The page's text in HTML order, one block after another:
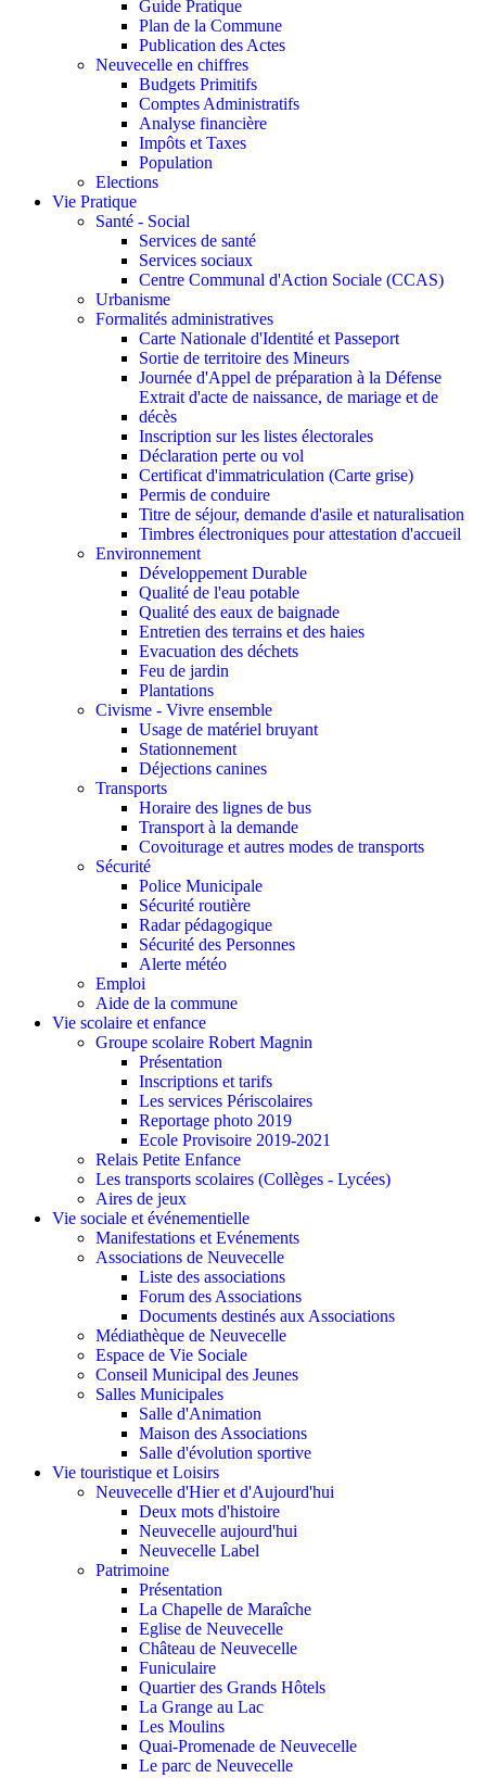
Guide Pratique
Plan de la Commune
Publication des Actes
Neuvecelle en chiffres
Budgets Primitifs
Comptes Administratifs
Analyse financière
Impôts et Taxes
Population
Elections
Vie Pratique
Santé - Social
Services de santé
Services sociaux
Centre Communal d'Action Sociale (CCAS)
Urbanisme
Formalités administratives
Carte Nationale d'Identité et Passeport
Sortie de territoire des Mineurs
Journée d'Appel de préparation à la Défense
Extrait d'acte de naissance, de mariage et de
décès
Inscription sur les listes électorales
Déclaration perte ou vol
Certificat d'immatriculation (Carte grise)
Permis de conduire
Titre de séjour, demande d'asile et naturalisation
Timbres électroniques pour attestation d'accueil
Environnement
Développement Durable
Qualité de l'eau potable
Qualité des eaux de baignade
Entretien des terrains et des haies
Evacuation des déchets
Feu de jardin
Plantations
Civisme - Vivre ensemble
Usage de matériel bruyant
Stationnement
Déjections canines
Transports
Horaire des lignes de bus
Transport à la demande
Covoiturage et autres modes de transports
Sécurité
Police Municipale
Sécurité routière
Radar pédagogique
Sécurité des Personnes
Alerte météo
Emploi
Aide de la commune
Vie scolaire et enfance
Groupe scolaire Robert Magnin
Présentation
Inscriptions et tarifs
Les services Périscolaires
Reportage photo 2019
Ecole Provisoire 2019-2021
Relais Petite Enfance
Les transports scolaires (Collèges - Lycées)
Aires de jeux
Vie sociale et événementielle
Manifestations et Evénements
Associations de Neuvecelle
Liste des associations
Forum des Associations
Documents destinés aux Associations
Médiathèque de Neuvecelle
Espace de Vie Sociale
Conseil Municipal des Jeunes
Salles Municipales
Salle d'Animation
Maison des Associations
Salle d'évolution sportive
Vie touristique et Loisirs
Neuvecelle d'Hier et d'Aujourd'hui
Deux mots d'histoire
Neuvecelle aujourd'hui
Neuvecelle Label
Patrimoine
Présentation
La Chapelle de Maraîche
Eglise de Neuvecelle
Château de Neuvecelle
Funiculaire
Quartier des Grands Hôtels
La Grange au Lac
Les Moulins
Quai-Promenade de Neuvecelle
Le parc de Neuvecelle